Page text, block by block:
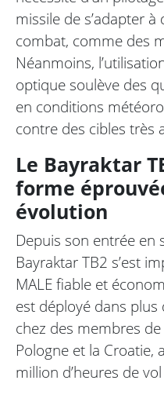
missile de s’adapter
combat, comme des
Néanmoins,
optique soulève des
en conditions
contre des cibles très
Le Bayraktar
forme
évolution
Depuis son entrée en
Bayraktar TB2 s’est
MALE fiable et
est déployé dans
chez des membres de
Pologne et la Croatie,
million d’heures de